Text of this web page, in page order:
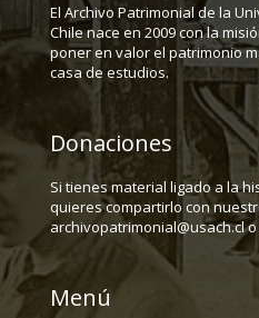
El Archivo Patrimonial de la
Chile nace en 2009 con la
poner en valor el patrimonio
casa de estudios.
Donaciones
Si tienes material ligado a la
quieres compartirlo con
archivopatrimonial@usach.cl
Menú